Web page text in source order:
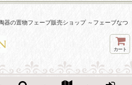
器の置物フェーブ販売ショップ ～フェーブなつ
カート